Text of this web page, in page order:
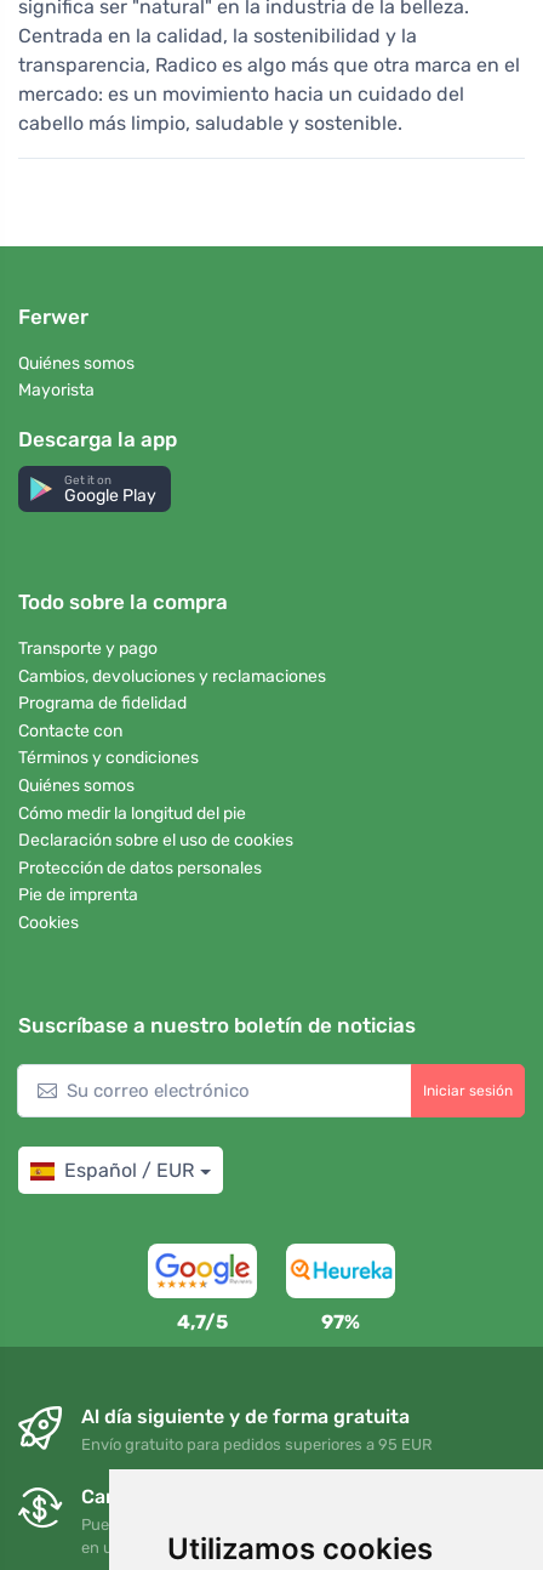
Utilizamos cookies
significa ser "natural" en la industria de la belleza.
Centrada en la calidad, la sostenibilidad y la
transparencia, Radico es algo más que otra marca en el
mercado: es un movimiento hacia un cuidado del
cabello más limpio, saludable y sostenible.
Ferwer
Quiénes somos
Mayorista
Descarga la app
Get it on
Google Play
Todo sobre la compra
Transporte y pago
Cambios, devoluciones y reclamaciones
Programa de fidelidad
Contacte con
Términos y condiciones
Quiénes somos
Cómo medir la longitud del pie
Declaración sobre el uso de cookies
Protección de datos personales
Pie de imprenta
Cookies
Suscríbase a nuestro boletín de noticias
Iniciar sesión
Español / EUR
4,7/5 97%
Al día siguiente y de forma gratuita
Envío gratuito para pedidos superiores a 95 EUR
Cambios y devoluciones gratuitos
Puede devolver o cambiar su pedido en cualquier momento
en un plazo de 90 días